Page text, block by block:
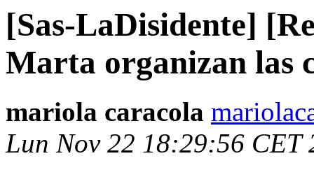
[Sas-LaDisidente]
Marta organizan las
mariola caracola
Lun Nov 22 18:29:56 CET